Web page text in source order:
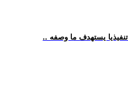
تنفيذيا يستهدف ما وصفه